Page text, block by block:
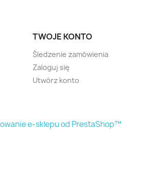
TWOJE KONTO
Śledzenie zamówienia
Zaloguj się
Utwórz konto
e-sklepu od PrestaShop™